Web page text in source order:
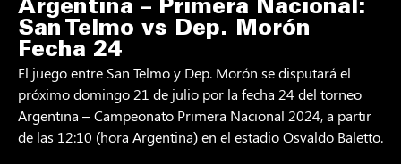
Argentina – Primera Nacional:
San Telmo vs Dep. Morón
Fecha 24
El juego entre San Telmo y Dep. Morón se disputará el
próximo domingo 21 de julio por la fecha 24 del torneo
Argentina – Campeonato Primera Nacional 2024, a partir
de las 12:10 (hora Argentina) en el estadio Osvaldo Baletto.